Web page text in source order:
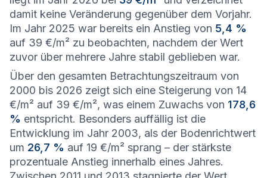
damit keine Veränderung gegenüber dem Vorjahr.
Im Jahr 2025 war bereits ein Anstieg von 5,4 %
auf 39 €/m² zu beobachten, nachdem der Wert
zuvor über mehrere Jahre stabil geblieben war.
Über den gesamten Betrachtungszeitraum von
2000 bis 2026 zeigt sich eine Steigerung von 14
€/m² auf 39 €/m², was einem Zuwachs von 178,6
% entspricht. Besonders auffällig ist die
Entwicklung im Jahr 2003, als der Bodenrichtwert
um 26,7 % auf 19 €/m² sprang – der stärkste
prozentuale Anstieg innerhalb eines Jahres.